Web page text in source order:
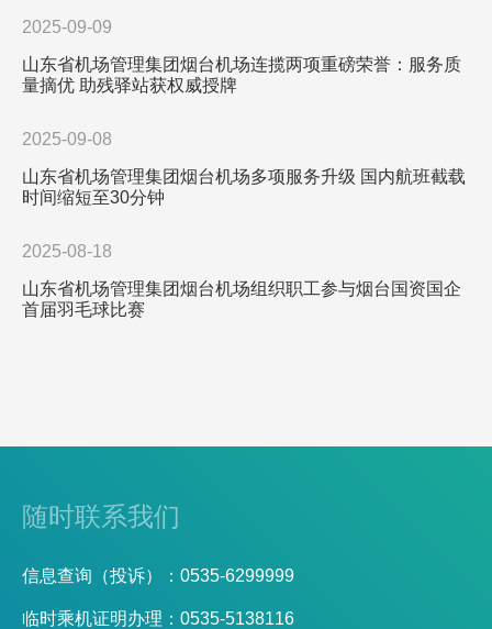
2025-09-09
山东省机场管理集团烟台机场连揽两项重磅荣誉：服务质
量摘优 助残驿站获权威授牌
2025-09-08
山东省机场管理集团烟台机场多项服务升级 国内航班截载
时间缩短至30分钟
2025-08-18
山东省机场管理集团烟台机场组织职工参与烟台国资国企
首届羽毛球比赛
随时联系我们
信息查询（投诉）：0535-6299999
临时乘机证明办理：0535-5138116